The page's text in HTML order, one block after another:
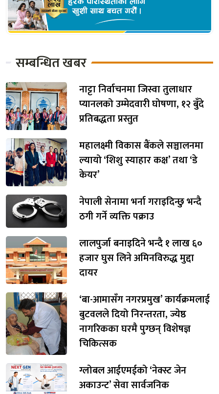
सम्बन्धित खबर
नाट्टा निर्वाचनमा जिस्वा तुलाधार
प्यानलको उम्मेदवारी घोषणा, १२ बुँदे
प्रतिबद्धता प्रस्तुत
महालक्ष्मी विकास बैंकले सञ्चालनमा
ल्यायो ‘शिशु स्याहार कक्ष’ तथा ‘डे
केयर’
नेपाली सेनामा भर्ना गराइदिन्छु भन्दै
ठगी गर्ने व्यक्ति पक्राउ
लालपुर्जा बनाइदिने भन्दै १ लाख ६०
हजार घुस लिने अमिनविरुद्ध मुद्दा
दायर
‘बा-आमासँग नगरप्रमुख’ कार्यक्रमलाई
बुटवलले दियो निरन्तरता, ज्येष्ठ
नागरिकका घरमै पुग्छन् विशेषज्ञ
चिकित्सक
ग्लोबल आईएमईको ‘नेक्स्ट जेन
अकाउन्ट’ सेवा सार्वजनिक